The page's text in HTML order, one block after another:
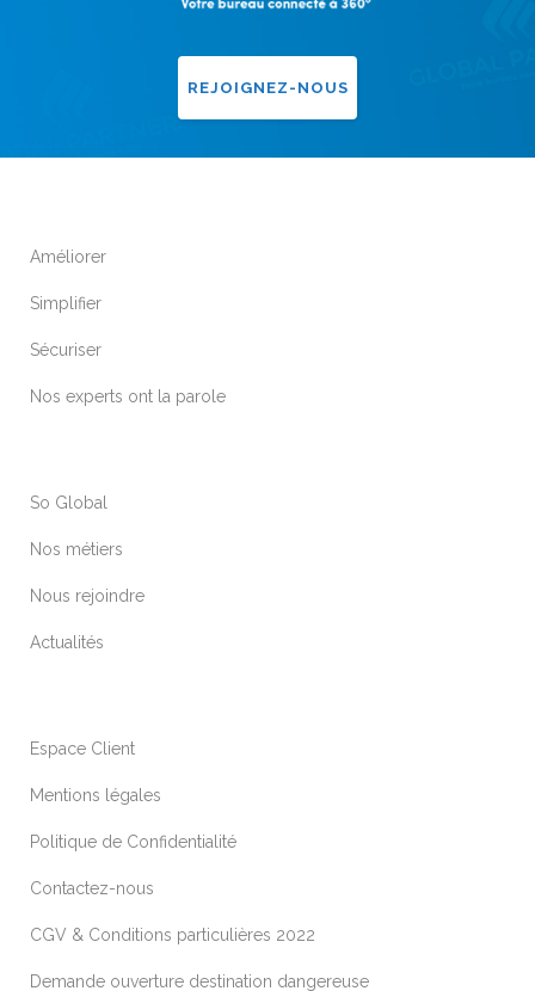
REJOIGNEZ-NOUS
Améliorer
Simplifier
Sécuriser
Nos experts ont la parole
So Global
Nos métiers
Nous rejoindre
Actualités
Espace Client
Mentions légales
Politique de Confidentialité
Contactez-nous
CGV & Conditions particulières 2022
Demande ouverture destination dangereuse